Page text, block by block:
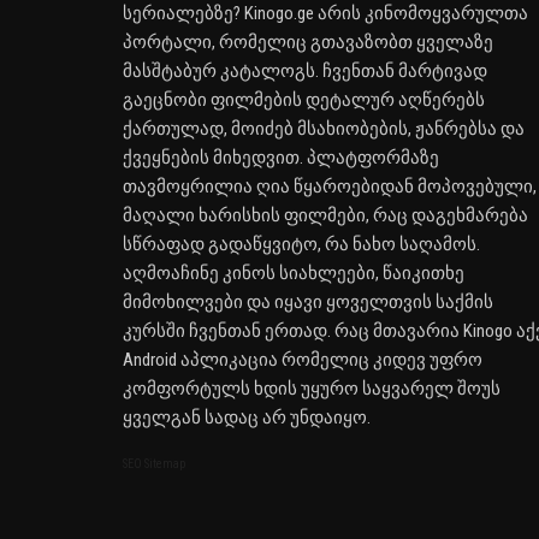
სერიალებზე? Kinogo.ge არის კინომოყვარულთა
პორტალი, რომელიც გთავაზობთ ყველაზე
მასშტაბურ კატალოგს. ჩვენთან მარტივად
გაეცნობი ფილმების დეტალურ აღწერებს
ქართულად, მოიძებ მსახიობების, ჟანრებსა და
ქვეყნების მიხედვით. პლატფორმაზე
თავმოყრილია ღია წყაროებიდან მოპოვებული,
მაღალი ხარისხის ფილმები, რაც დაგეხმარება
სწრაფად გადაწყვიტო, რა ნახო საღამოს.
აღმოაჩინე კინოს სიახლეები, წაიკითხე
მიმოხილვები და იყავი ყოველთვის საქმის
კურსში ჩვენთან ერთად. რაც მთავარია Kinogo
Android აპლიკაცია რომელიც კიდევ უფრო
კომფორტულს ხდის უყურო საყვარელ შოუს
ყველგან სადაც არ უნდაიყო.